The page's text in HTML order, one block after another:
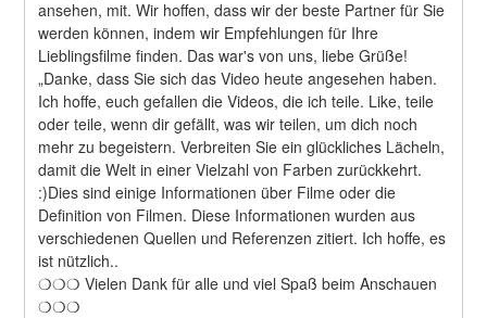
ansehen, mit. Wir hoffen, dass wir der beste Partner für Sie
werden können, indem wir Empfehlungen für Ihre
Lieblingsfilme finden. Das war's von uns, liebe Grüße!
„Danke, dass Sie sich das Video heute angesehen haben.
Ich hoffe, euch gefallen die Videos, die ich teile. Like, teile
oder teile, wenn dir gefällt, was wir teilen, um dich noch
mehr zu begeistern. Verbreiten Sie ein glückliches Lächeln,
damit die Welt in einer Vielzahl von Farben zurückkehrt.
:)Dies sind einige Informationen über Filme oder die
Definition von Filmen. Diese Informationen wurden aus
verschiedenen Quellen und Referenzen zitiert. Ich hoffe, es
ist nützlich..
❍❍❍ Vielen Dank für alle und viel Spaß beim Anschauen
❍❍❍